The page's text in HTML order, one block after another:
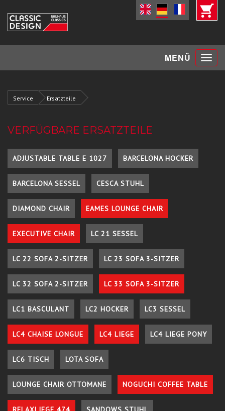
MENÜ Toggle
Service Ersatzteile
VERFÜGBARE ERSATZTEILE
ADJUSTABLE TABLE E 1027 BARCELONA HOCKER
BARCELONA SESSEL CESCA STUHL
DIAMOND CHAIR EAMES LOUNGE CHAIR
EXECUTIVE CHAIR LC 21 SESSEL
LC 22 SOFA 2-SITZER LC 23 SOFA 3-SITZER
LC 32 SOFA 2-SITZER LC 33 SOFA 3-SITZER
LC1 BASCULANT LC2 HOCKER LC3 SESSEL
LC4 CHAISE LONGUE LC4 LIEGE LC4 LIEGE PONY
LC6 TISCH LOTA SOFA
LOUNGE CHAIR OTTOMANE NOGUCHI COFFEE TABLE